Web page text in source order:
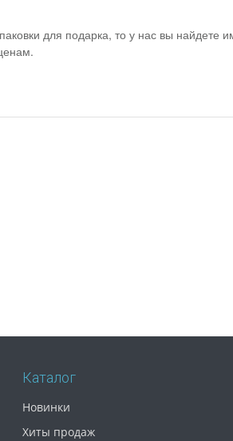
для подарка, то у нас вы найдете
Каталог
Новинки
Хиты продаж